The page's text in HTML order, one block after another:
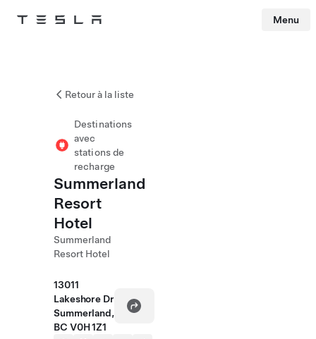
Tesla Menu
Retour à la liste
Destinations
avec
stations de
recharge
Summerland
Resort
Hotel
Summerland
Resort Hotel
13011
Lakeshore Dr
Summerland,
BC V0H 1Z1